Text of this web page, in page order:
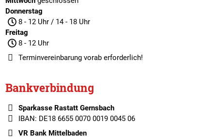
Donnerstag
8 - 12 Uhr / 14 - 18 Uhr
Freitag
8 - 12 Uhr
Terminvereinbarungvorab erforderlich!
Bankverbindung
Sparkasse Rastatt Gernsbach
IBAN: DE18 6655 0070 0019 0045 06
VR Bank Mittelbaden